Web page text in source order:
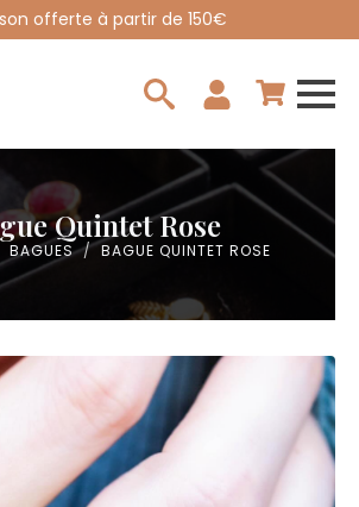
offerte à partir de 150€
Quintet Rose
BAGUES BAGUE QUINTET ROSE